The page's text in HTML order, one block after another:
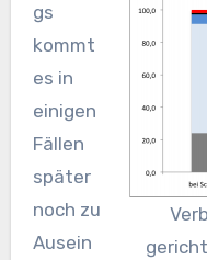
gs
kommt
es in
einigen
Fällen
später
noch zu
Ausein